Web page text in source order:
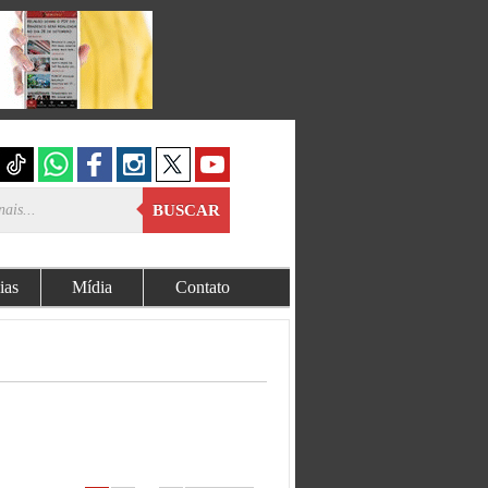
BUSCAR
Mídia Contato